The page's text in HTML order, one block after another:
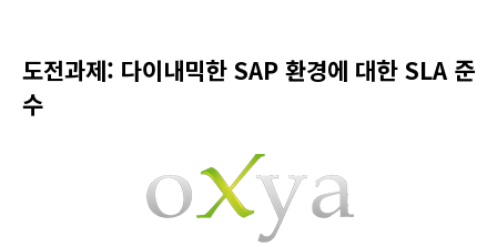
도전과제: 다이내믹한 SAP 환경에 대한 SLA 준
수